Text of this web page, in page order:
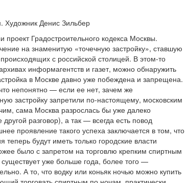
Градостроительного кодекса Москвы.
на знаменитую «точечную застройку», ставшую
с российской столицей. В этом-то
информагентств и газет, можно обнаружить
в Москве давно уже побеждена и запрещена.
непонятно — если ее нет, зачем же
застройку запретили по-настоящему, московским
сама Москва разрослась бы уже далеко
разговор), а так — всегда есть повод
проявление такого успеха заключается в том, что
будут иметь только городские власти
было с запретом на торговлю крепким спиртным
уже больше года, более того —
А то, что водку или коньяк ночью можно купить